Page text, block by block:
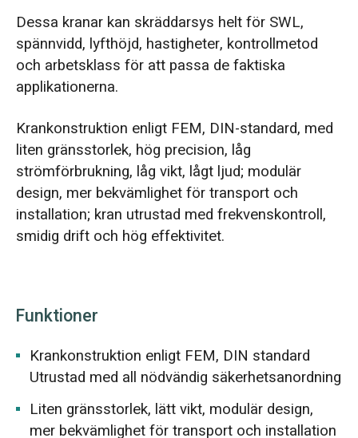
Dessa kranar kan skräddarsys helt för SWL,
spännvidd, lyfthöjd, hastigheter, kontrollmetod
och arbetsklass för att passa de faktiska
applikationerna.
Krankonstruktion enligt FEM, DIN-standard, med
liten gränsstorlek, hög precision, låg
strömförbrukning, låg vikt, lågt ljud; modulär
design, mer bekvämlighet för transport och
installation; kran utrustad med frekvenskontroll,
smidig drift och hög effektivitet.
Funktioner
Krankonstruktion enligt FEM, DIN standard
Utrustad med all nödvändig säkerhetsanordning
Liten gränsstorlek, lätt vikt, modulär design,
mer bekvämlighet för transport och installation